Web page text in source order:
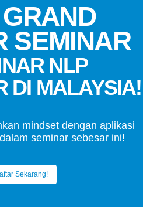
SEMINAR
NLP
DI MALAYSIA!
mindset dengan aplikasi
seminar sebesar ini!
Sekarang!